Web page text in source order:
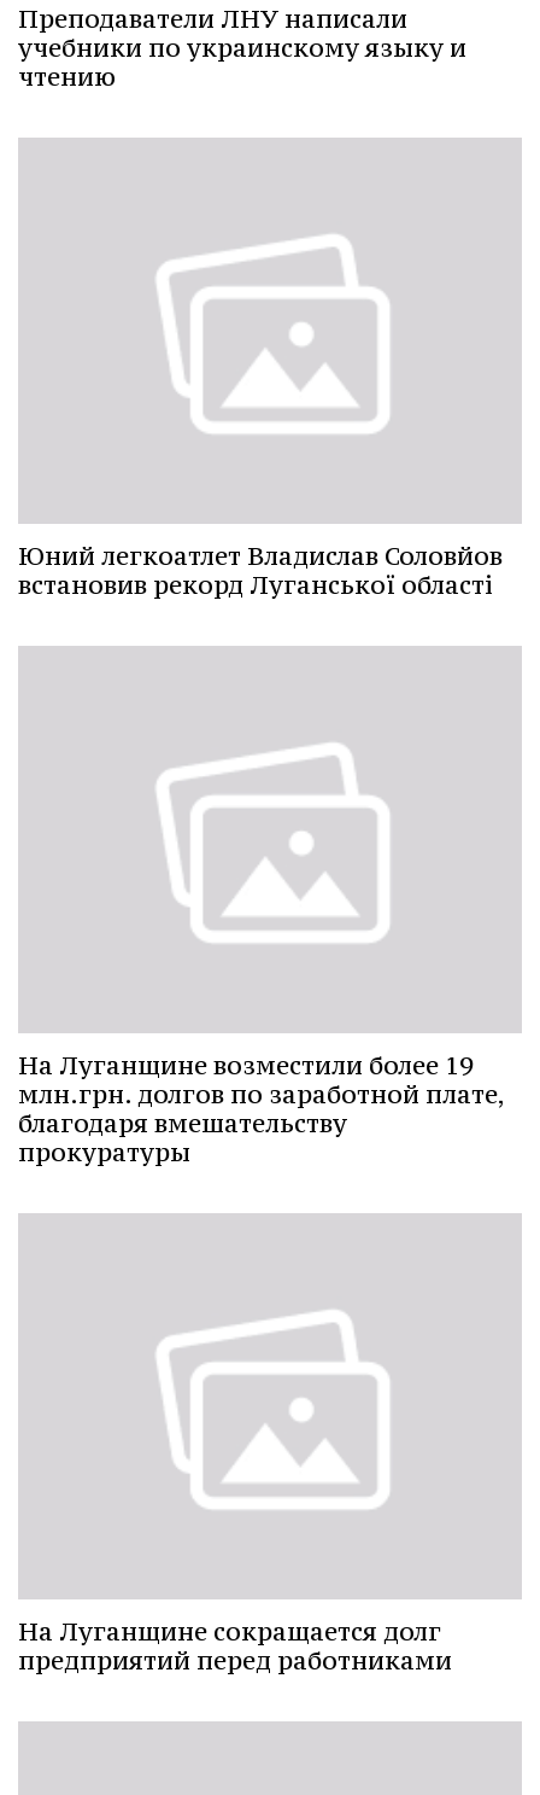
Преподаватели ЛНУ написали
учебники по украинскому языку и
чтению
Юний легкоатлет Владислав Соловйов
встановив рекорд Луганської області
На Луганщине возместили более 19
млн.грн. долгов по заработной плате,
благодаря вмешательству
прокуратуры
На Луганщине сокращается долг
предприятий перед работниками